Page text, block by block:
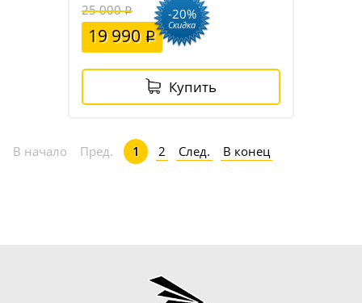
25 000
19 990
-20%
Скидка
Купить
В начало Пред. 1 2 След. В конец